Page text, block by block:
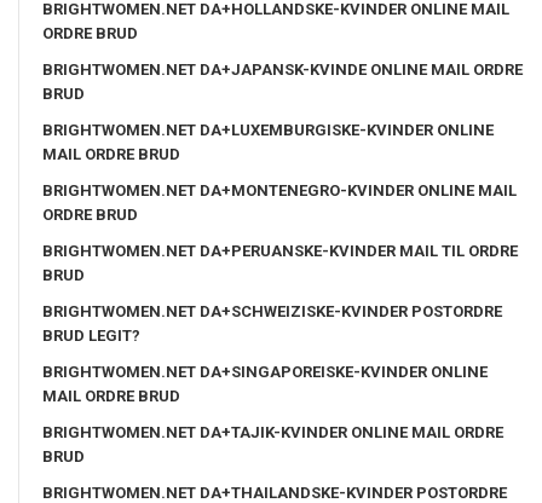
BRIGHTWOMEN.NET DA+HOLLANDSKE-KVINDER ONLINE MAIL
ORDRE BRUD
BRIGHTWOMEN.NET DA+JAPANSK-KVINDE ONLINE MAIL ORDRE
BRUD
BRIGHTWOMEN.NET DA+LUXEMBURGISKE-KVINDER ONLINE
MAIL ORDRE BRUD
BRIGHTWOMEN.NET DA+MONTENEGRO-KVINDER ONLINE MAIL
ORDRE BRUD
BRIGHTWOMEN.NET DA+PERUANSKE-KVINDER MAIL TIL ORDRE
BRUD
BRIGHTWOMEN.NET DA+SCHWEIZISKE-KVINDER POSTORDRE
BRUD LEGIT?
BRIGHTWOMEN.NET DA+SINGAPOREISKE-KVINDER ONLINE
MAIL ORDRE BRUD
BRIGHTWOMEN.NET DA+TAJIK-KVINDER ONLINE MAIL ORDRE
BRUD
BRIGHTWOMEN.NET DA+THAILANDSKE-KVINDER POSTORDRE